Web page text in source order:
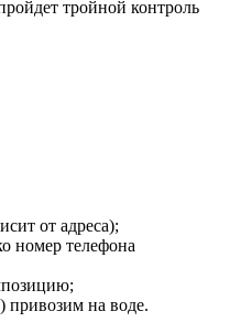
тройной контроль
от адреса);
номер телефона
привозим на воде.